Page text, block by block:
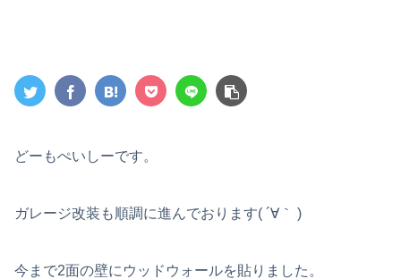
どーもぺいしーです。
ガレージ改装も順調に進んでおります( ´∀｀ )
今まで2面の壁にウッドウォールを貼りました。